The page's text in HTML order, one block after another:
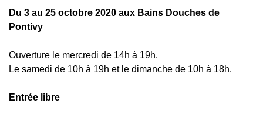
Du 3 au 25 octobre 2020 aux Bains Douches de
Pontivy
Ouverture le mercredi de 14h à 19h.
Le samedi de 10h à 19h et le dimanche de 10h à 18h.
Entrée libre